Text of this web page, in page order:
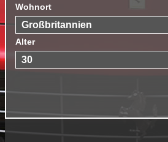
Wohnort
Alter